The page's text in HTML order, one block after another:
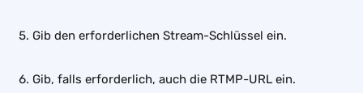
Gib den erforderlichen Stream-Schlüssel ein.
Gib, falls erforderlich, auch die RTMP-URL ein.